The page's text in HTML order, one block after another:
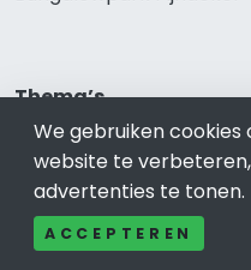
Thema’s
Klussenbedrijf
Notarissen Pijnacker-
Taxateurs Pijnacker-
Schoonmaakbedrijf
We gebruiken
website te
advertenties te tonen.
ACCEPTEREN